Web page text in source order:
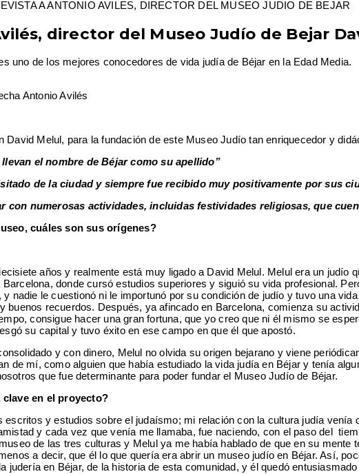
director del Museo Judío de Bejar
uno de los mejores conocedores de vida judía de Béjar en la Edad Media.
Antonio Avilés
David Melul, para la fundación de este Museo Judío tan enriquecedor y
el nombre de Béjar como su apellido”
de la ciudad y siempre fue recibido muy positivamente por sus
con numerosas actividades, incluidas festividades religiosas, que
cuáles son sus orígenes?
años y realmente está muy ligado a David Melul. Melul era un
donde cursó estudios superiores y siguió su vida profesional.
nadie le cuestionó ni le importunó por su condición de judío y tuvo una
buenos recuerdos. Después, ya afincado en Barcelona, comienza su
consigue hacer una gran fortuna, que yo creo que ni él mismo se
su capital y tuvo éxito en ese campo en que él que apostó.
y con dinero, Melul no olvida su origen bejarano y viene
de mí, como alguien que había estudiado la vida judía en Béjar y tenía
que fue determinante para poder fundar el Museo Judío de Béjar.
en el proyecto?
escritos y estudios sobre el judaísmo; mi relación con la cultura judía
y cada vez que venía me llamaba, fue naciendo, con el paso del
de las tres culturas y Melul ya me había hablado de que en su
a decir, que él lo que quería era abrir un museo judío en Béjar. Así,
judería en Béjar, de la historia de esta comunidad, y él quedó